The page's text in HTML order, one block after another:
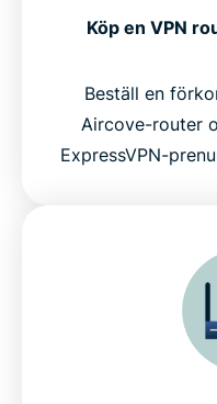
Köp en VPN
Beställ en
Aircove-router
ExpressVPN-